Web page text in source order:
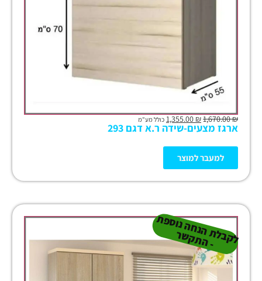
₪
1,670.00
₪ כולל מע"מ
ארגז מצעים-שידה ר.א דגם 293
למעבר למוצר
ל
ק
ב
ל
ת
הנ
ח
ה נו
ס
פ
ת
-
ה
ת
ק
ש
ר